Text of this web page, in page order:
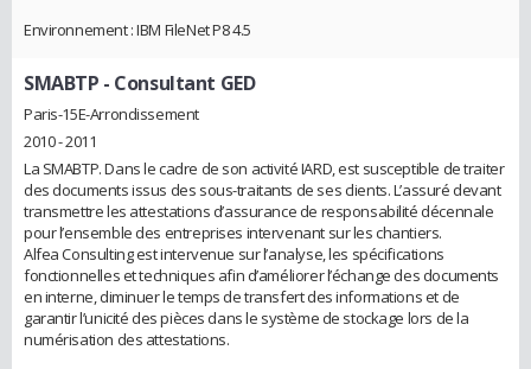
Environnement : IBM FileNet P8 4.5
SMABTP - Consultant GED
Paris-15E-Arrondissement
2010 - 2011
La SMABTP. Dans le cadre de son activité IARD, est susceptible de traiter
des documents issus des sous-traitants de ses clients. L’assuré devant
transmettre les attestations d’assurance de responsabilité décennale
pour l’ensemble des entreprises intervenant sur les chantiers.
Alfea Consulting est intervenue sur l’analyse, les spécifications
fonctionnelles et techniques afin d’améliorer l’échange des documents
en interne, diminuer le temps de transfert des informations et de
garantir l’unicité des pièces dans le système de stockage lors de la
numérisation des attestations.